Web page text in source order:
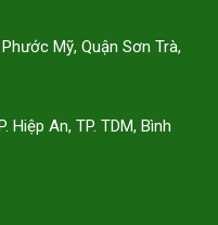
Mỹ, Quận Sơn Trà,
Hiệp An, TP. TDM, Bình